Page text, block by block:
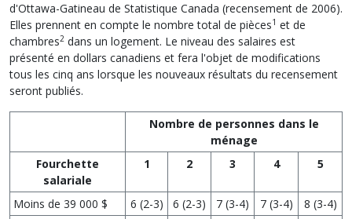
d'Ottawa-Gatineau de Statistique Canada (recensement de 2006).
Elles prennent en compte le nombre total de pièces1 et de
chambres2 dans un logement. Le niveau des salaires est
présenté en dollars canadiens et fera l'objet de modifications
tous les cinq ans lorsque les nouveaux résultats du recensement
seront publiés.
Nombre de personnes dans le
ménage
Fourchette
salariale
1 2 3 4 5
Moins de 39 000 $ 6 (2-3) 6 (2-3) 7 (3-4) 7 (3-4)
8 (3-4)